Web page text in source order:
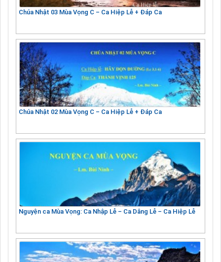
Chúa Nhật 03 Mùa Vọng C – Ca Hiệp Lễ + Đáp Ca
Chúa Nhật 02 Mùa Vọng C – Ca Hiệp Lễ + Đáp Ca
Nguyện ca Mùa Vọng: Ca Nhập Lễ – Ca Dâng Lễ – Ca Hiệp Lễ